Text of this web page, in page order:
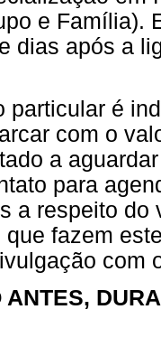
e Família).
dias após a
particular é
com o
a
para
a respeito do
fazem
com
ANTES,